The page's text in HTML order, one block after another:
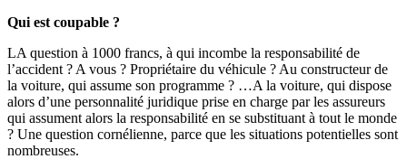
Qui est coupable ?
LA question à 1000 francs, à qui incombe la responsabilité de
l’accident ? A vous ? Propriétaire du véhicule ? Au constructeur de
la voiture, qui assume son programme ? …A la voiture, qui dispose
alors d’une personnalité juridique prise en charge par les assureurs
qui assument alors la responsabilité en se substituant à tout le monde
? Une question cornélienne, parce que les situations potentielles sont
nombreuses.